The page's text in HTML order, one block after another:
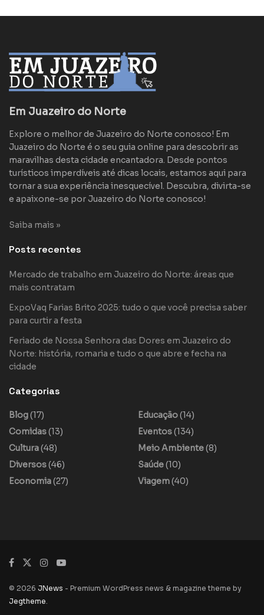
Em Juazeiro do Norte
Explore o melhor de Juazeiro do Norte conosco! Em
Juazeiro do Norte é o seu guia online para descobrir as
maravilhas desta cidade encantadora. Desde pontos
turísticos imperdíveis até dicas locais, estamos aqui para
tornar a sua experiência inesquecível. Descubra, divirta-se
e apaixone-se por Juazeiro do Norte conosco!
Saiba mais »
Posts recentes
Mercado de trabalho em Juazeiro do Norte: áreas que
mais contratam
ExpoVaq Farias Brito 2025: tudo o que você precisa saber
para curtir a festa
Feriado de Nossa Senhora das Dores em Juazeiro do
Norte: história, romaria e tudo o que abre e fecha na
cidade
Categorias
Blog(17)
Comidas(13)
Cultura(48)
Diversos(46)
Economia(27)
Educação(14)
Eventos(134)
Meio Ambiente(8)
Saúde(10)
Viagem(40)
© 2026 JNews - Premium WordPress news & magazine theme by
Jegtheme.